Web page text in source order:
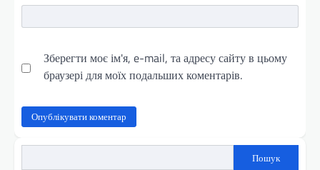
Зберегти моє ім'я, e-mail, та адресу сайту в цьому
браузері для моїх подальших коментарів.
Пошук